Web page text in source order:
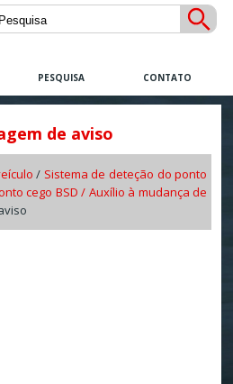
PESQUISA CONTATO
de aviso
/ Sistema de deteção do ponto
cego BSD / Auxílio à mudança de